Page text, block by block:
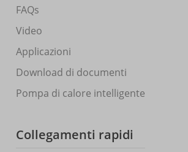
FAQs
Video
Applicazioni
Download di documenti
Pompa di calore intelligente
Collegamenti rapidi